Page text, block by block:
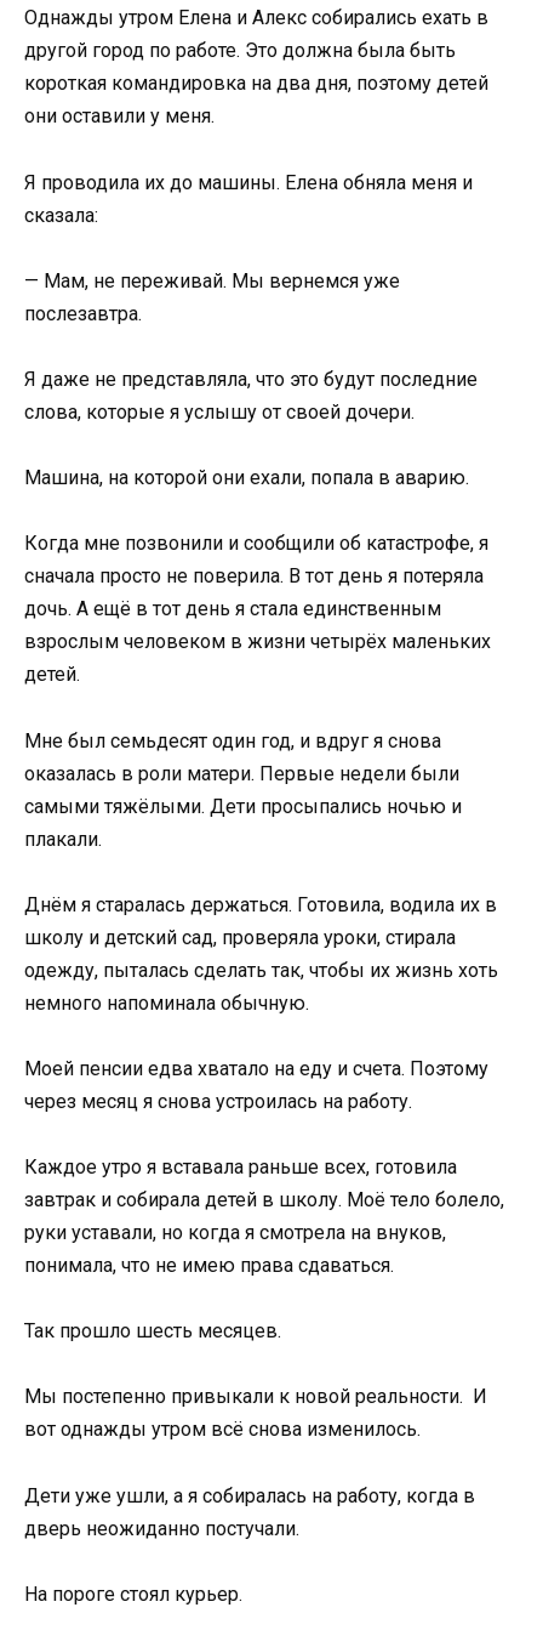
Однажды утром Елена и Алекс собирались ехать в
другой город по работе. Это должна была быть
короткая командировка на два дня, поэтому детей
они оставили у меня.
Я проводила их до машины. Елена обняла меня и
сказала:
— Мам, не переживай. Мы вернемся уже
послезавтра.
Я даже не представляла, что это будут последние
слова, которые я услышу от своей дочери.
Машина, на которой они ехали, попала в аварию.
Когда мне позвонили и сообщили об катастрофе, я
сначала просто не поверила. В тот день я потеряла
дочь. А ещё в тот день я стала единственным
взрослым человеком в жизни четырёх маленьких
детей.
Мне был семьдесят один год, и вдруг я снова
оказалась в роли матери. Первые недели были
самыми тяжёлыми. Дети просыпались ночью и
плакали.
Днём я старалась держаться. Готовила, водила их в
школу и детский сад, проверяла уроки, стирала
одежду, пыталась сделать так, чтобы их жизнь хоть
немного напоминала обычную.
Моей пенсии едва хватало на еду и счета. Поэтому
через месяц я снова устроилась на работу.
Каждое утро я вставала раньше всех, готовила
завтрак и собирала детей в школу. Моё тело болело,
руки уставали, но когда я смотрела на внуков,
понимала, что не имею права сдаваться.
Так прошло шесть месяцев.
Мы постепенно привыкали к новой реальности. И
вот однажды утром всё снова изменилось.
Дети уже ушли, а я собиралась на работу, когда в
дверь неожиданно постучали.
На пороге стоял курьер.